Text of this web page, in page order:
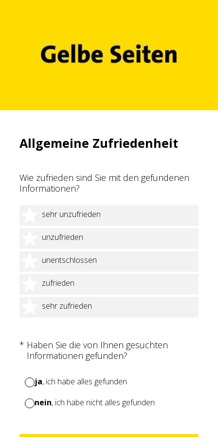
Allgemeine Zufriedenheit
Wie zufrieden sind Sie mit den gefundenen
Informationen?
sehr unzufrieden
1 Stern
unzufrieden
2 Sterne
unentschlossen
3 Sterne
zufrieden
4 Sterne
sehr zufrieden
5 Sterne
* Haben Sie die von Ihnen gesuchten
Informationen gefunden?
(Erforderlich.)
ja, ich habe alles gefunden
nein, ich habe nicht alles gefunden